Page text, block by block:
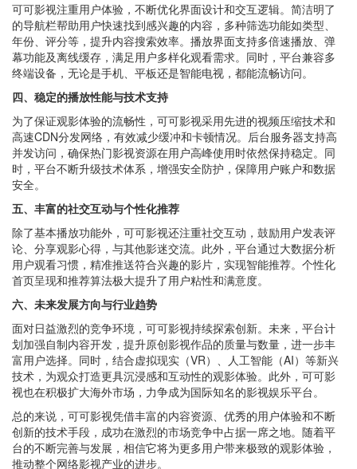
可可影视注重用户体验，不断优化界面设计和交互逻辑。简洁明了
的导航栏帮助用户快速找到感兴趣的内容，多种筛选功能如类型、
年份、评分等，提升内容搜索效率。播放界面支持多倍速播放、弹
幕功能及离线缓存，满足用户多样化观看需求。同时，平台兼容多
终端设备，无论是手机、平板还是智能电视，都能流畅访问。
四、稳定的播放性能与技术支持
为了保证观影体验的流畅性，可可影视采用先进的视频压缩技术和
高速CDN分发网络，有效减少缓冲和卡顿情况。后台服务器支持高
并发访问，确保热门影视资源在用户高峰使用时依然保持稳定。同
时，平台不断升级技术体系，增强安全防护，保障用户账户和数据
安全。
五、丰富的社交互动与个性化推荐
除了基本播放功能外，可可影视还注重社交互动，鼓励用户发表评
论、分享观影心得，与其他影迷交流。此外，平台通过大数据分析
用户观看习惯，精准推送符合兴趣的影片，实现智能推荐。个性化
首页呈现和推荐算法极大提升了用户粘性和满意度。
六、未来发展方向与行业趋势
面对日益激烈的竞争环境，可可影视持续探索创新。未来，平台计
划加强自制内容开发，提升原创影视作品的质量与数量，进一步丰
富用户选择。同时，结合虚拟现实（VR）、人工智能（AI）等新兴
技术，为观众打造更具沉浸感和互动性的观影体验。此外，可可影
视也在积极扩大海外市场，力争成为国际知名的影视娱乐平台。
总的来说，可可影视凭借丰富的内容资源、优秀的用户体验和不断
创新的技术手段，成功在激烈的市场竞争中占据一席之地。随着平
台的不断完善与发展，相信它将为更多用户带来极致的观影体验，
推动整个网络影视产业的进步。